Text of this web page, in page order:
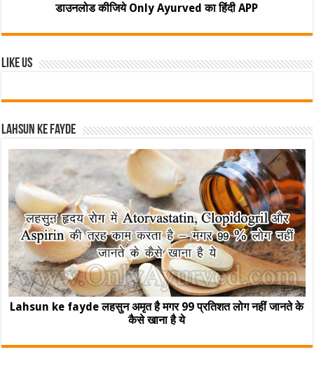
डाउनलोड कीजिये Only Ayurved का हिंदी APP
Like Us
Lahsun ke fayde
Lahsun ke fayde लहसुन अमृत है मगर 99 प्रतिशत लोग नहीं जानते के
कैसे खाना है ये